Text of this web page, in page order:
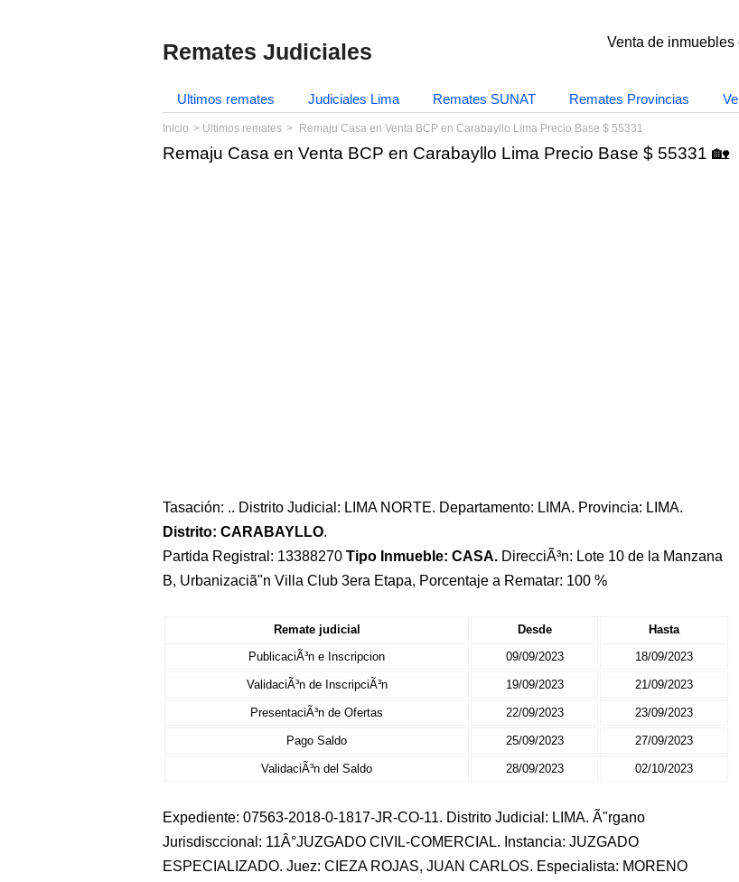
Remates Judiciales Venta de inmuebles
Ultimos remates Judiciales Lima Remates SUNAT Remates Provincias
Inicio Últimos remates Remaju Casa en Venta BCP en Carabayllo Lima Precio Base $ 55331
Remaju Casa en Venta BCP en Carabayllo Lima Precio Base $ 55331 🏡
Tasación: .. Distrito Judicial: LIMA NORTE. Departamento: LIMA. Provincia: LIMA.
Distrito: CARABAYLLO.
Partida Registral: 13388270 Tipo Inmueble: CASA. DirecciÃ³n: Lote 10 de la Manzana
B, Urbanizaciã"n Villa Club 3era Etapa, Porcentaje a Rematar: 100 %
Remate judicial Desde
Hasta
PublicaciÃ³n e Inscripcion
09/09/2023 18/09/2023
ValidaciÃ³n de InscripciÃ³n 19/09/2023 21/09/2023
PresentaciÃ³n de Ofertas 22/09/2023 23/09/2023
Pago Saldo 25/09/2023 27/09/2023
ValidaciÃ³n del Saldo 28/09/2023 02/10/2023
Expediente: 07563-2018-0-1817-JR-CO-11. Distrito Judicial: LIMA. Ã"rgano
Jurisdisccional: 11Â°JUZGADO CIVIL-COMERCIAL. Instancia: JUZGADO
ESPECIALIZADO. Juez: CIEZA ROJAS, JUAN CARLOS. Especialista: MORENO